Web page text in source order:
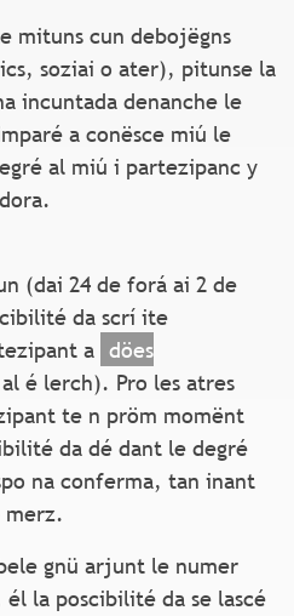
mituns cun debojëgns
soziai o ater), pitunse la
incuntada denanche le
a conësce miú le
al miú i partezipanc y
(dai 24 de forá ai 2 de
da scrí ite
a döes
é lerch). Pro les atres
te n pröm momënt
da dé dant le degré
na conferma, tan inant
merz.
gnü arjunt le numer
la poscibilité da se lascé